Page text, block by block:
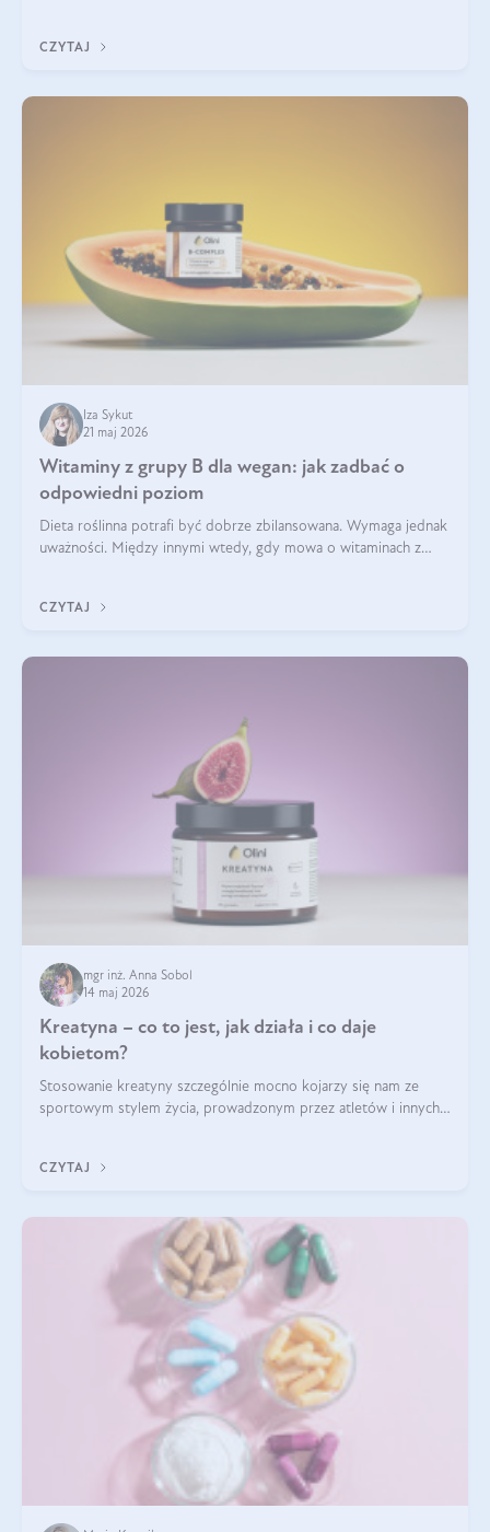
CZYTAJ
Iza Sykut
21 maj 2026
Witaminy z grupy B dla wegan: jak zadbać o
odpowiedni poziom
Dieta roślinna potrafi być dobrze zbilansowana. Wymaga jednak
uważności. Między innymi wtedy, gdy mowa o witaminach z
CZYTAJ
mgr inż. Anna Sobol
14 maj 2026
Kreatyna – co to jest, jak działa i co daje
kobietom?
Stosowanie kreatyny szczególnie mocno kojarzy się nam ze
sportowym stylem życia, prowadzonym przez atletów i innych
zwiększa masę
CZYTAJ